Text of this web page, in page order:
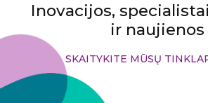
Inovacijos,
ir naujienos
SKAITYKITE MŪSŲ